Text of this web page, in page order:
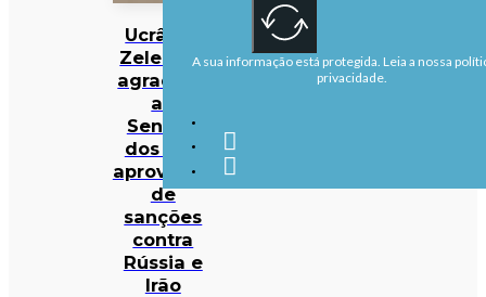
Ucrânia:
Zelensky
agradece
ao
Senado
dos EUA
aprovação
de
sanções
contra
Rússia e
Irão
A sua informação está protegida. Leia a nossa
privacidade.